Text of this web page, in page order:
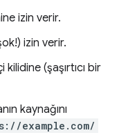
izin verir.
izin verir.
kilidine (şaşırtıcı bir
kaynağını
example.com/